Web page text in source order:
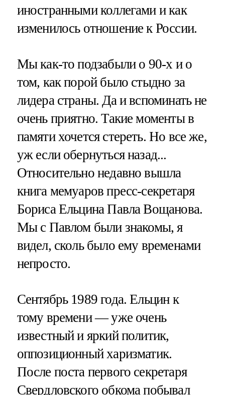
иностранными коллегами и как
изменилось отношение к России.
Мы как-то подзабыли о 90-х и о
том, как порой было стыдно за
лидера страны. Да и вспоминать не
очень приятно. Такие моменты в
памяти хочется стереть. Но все же,
уж если обернуться назад...
Относительно недавно вышла
книга мемуаров пресс-секретаря
Бориса Ельцина Павла Вощанова.
Мы с Павлом были знакомы, я
видел, сколь было ему временами
непросто.
Сентябрь 1989 года. Ельцин к
тому времени — уже очень
известный и яркий политик,
оппозиционный харизматик.
После поста первого секретаря
Свердловского обкома побывал